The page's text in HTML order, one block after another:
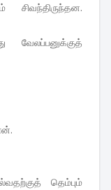
வேலப்பனுக்குத்
தெம்பும்